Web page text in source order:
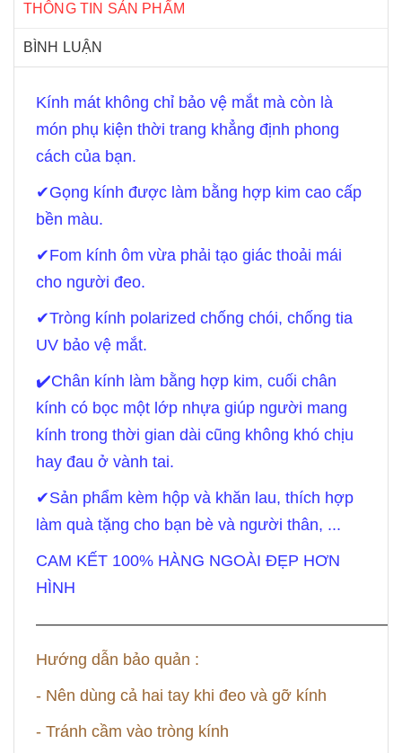
THÔNG TIN SẢN PHẨM
BÌNH LUẬN
Kính mát không chỉ bảo vệ mắt mà còn là
món phụ kiện thời trang khẳng định phong
cách của bạn.
✔Gọng kính được làm bằng hợp kim cao cấp
bền màu.
✔Fom kính ôm vừa phải tạo giác thoải mái
cho người đeo.
✔Tròng kính polarized chống chói, chống tia
UV bảo vệ mắt.
✔️Chân kính làm bằng hợp kim, cuối chân
kính có bọc một lớp nhựa giúp người mang
kính trong thời gian dài cũng không khó chịu
hay đau ở vành tai.
✔Sản phẩm kèm hộp và khăn lau, thích hợp
làm quà tặng cho bạn bè và người thân, ...
CAM KẾT 100% HÀNG NGOÀI ĐẸP HƠN
HÌNH
Hướng dẫn bảo quản :
- Nên dùng cả hai tay khi đeo và gỡ kính
- Tránh cầm vào tròng kính